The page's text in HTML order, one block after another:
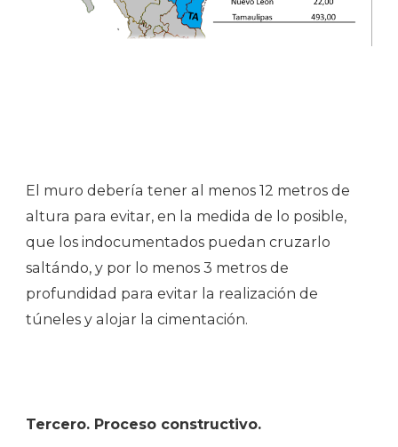
El muro debería tener al menos 12 metros de
altura para evitar, en la medida de lo posible,
que los indocumentados puedan cruzarlo
saltándo, y por lo menos 3 metros de
profundidad para evitar la realización de
túneles y alojar la cimentación.
Tercero. Proceso constructivo.